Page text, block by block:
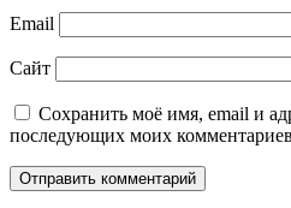
Email
Сайт
Сохранить моё имя, email и
последующих моих